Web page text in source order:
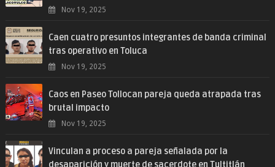
Nov 19, 2025
Caen cuatro presuntos integrantes de banda criminal
tras operativo en Toluca
Nov 19, 2025
Caos en Paseo Tollocan pareja queda atrapada tras
brutal impacto
Nov 19, 2025
Vinculan a proceso a pareja señalada por la
desaparición y muerte de sacerdote en Tultitlán